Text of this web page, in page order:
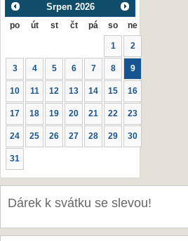
Srpen 2026
po út st čt pá so ne
1 2
3 4 5 6 7 8 9
10 11 12 13 14 15 16
17 18 19 20 21 22 23
24 25 26 27 28 29 30
31
Dárek k svátku se slevou!